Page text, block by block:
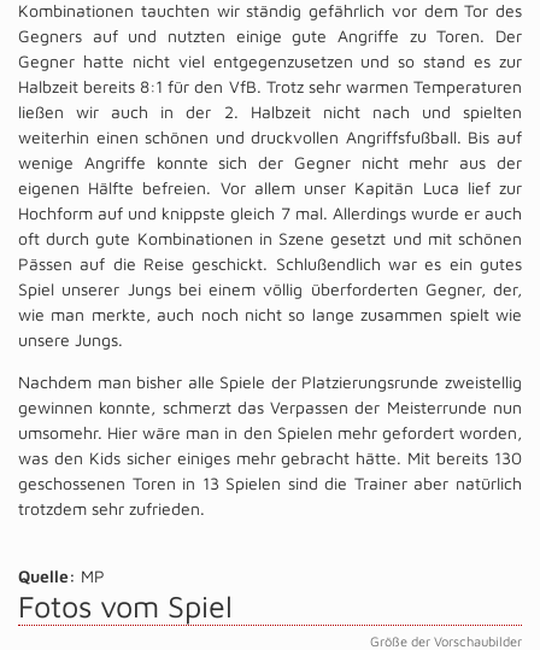
Kombinationen tauchten wir ständig gefährlich vor dem Tor des
Gegners auf und nutzten einige gute Angriffe zu Toren. Der
Gegner hatte nicht viel entgegenzusetzen und so stand es zur
Halbzeit bereits 8:1 für den VfB. Trotz sehr warmen Temperaturen
ließen wir auch in der 2. Halbzeit nicht nach und spielten
weiterhin einen schönen und druckvollen Angriffsfußball. Bis auf
wenige Angriffe konnte sich der Gegner nicht mehr aus der
eigenen Hälfte befreien. Vor allem unser Kapitän Luca lief zur
Hochform auf und knippste gleich 7 mal. Allerdings wurde er auch
oft durch gute Kombinationen in Szene gesetzt und mit schönen
Pässen auf die Reise geschickt. Schlußendlich war es ein gutes
Spiel unserer Jungs bei einem völlig überforderten Gegner, der,
wie man merkte, auch noch nicht so lange zusammen spielt wie
unsere Jungs.
Nachdem man bisher alle Spiele der Platzierungsrunde zweistellig
gewinnen konnte, schmerzt das Verpassen der Meisterrunde nun
umsomehr. Hier wäre man in den Spielen mehr gefordert worden,
was den Kids sicher einiges mehr gebracht hätte. Mit bereits 130
geschossenen Toren in 13 Spielen sind die Trainer aber natürlich
trotzdem sehr zufrieden.
Quelle: MP
Fotos vom Spiel
Größe der Vorschaubilder